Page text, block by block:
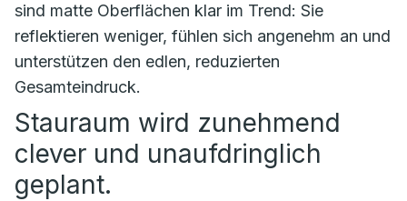
sind matte Oberflächen klar im Trend: Sie
reflektieren weniger, fühlen sich angenehm an und
unterstützen den edlen, reduzierten
Gesamteindruck.
Stauraum wird zunehmend
clever und unaufdringlich
geplant.